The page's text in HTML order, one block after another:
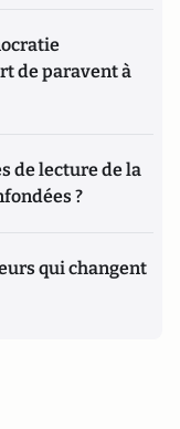
de paravent à
de lecture de la
?
qui changent